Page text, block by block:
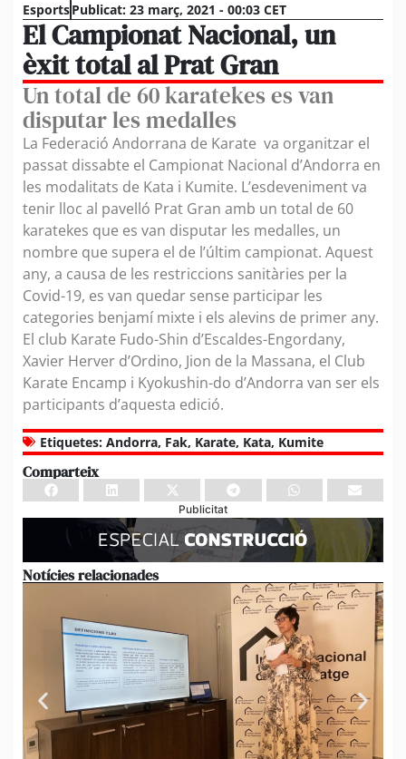
EsportsPublicat: 23 març, 2021 - 00:03 CET
El Campionat Nacional, un
èxit total al Prat Gran
Un total de 60 karatekes es van
disputar les medalles
La Federació Andorrana de Karate va organitzar el
passat dissabte el Campionat Nacional d’Andorra en
les modalitats de Kata i Kumite. L’esdeveniment va
tenir lloc al pavelló Prat Gran amb un total de 60
karatekes que es van disputar les medalles, un
nombre que supera el de l’últim campionat. Aquest
any, a causa de les restriccions sanitàries per la
Covid-19, es van quedar sense participar les
categories benjamí mixte i els alevins de primer any.
El club Karate Fudo-Shin d’Escaldes-Engordany,
Xavier Herver d’Ordino, Jion de la Massana, el Club
Karate Encamp i Kyokushin-do d’Andorra van ser els
participants d’aquesta edició.
Etiquetes: Andorra, Fak, Karate, Kata, Kumite
Comparteix
Publicitat
Notícies relacionades